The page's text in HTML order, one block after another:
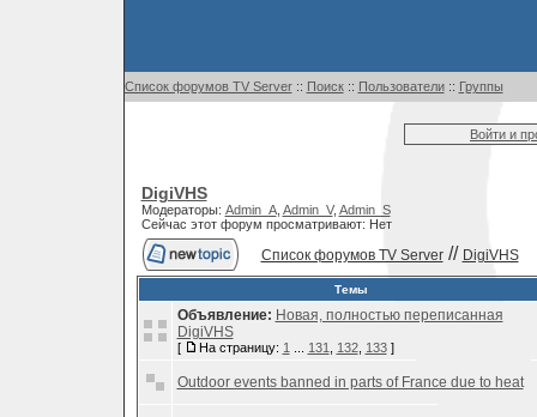
Список форумов TV Server:: Поиск:: Пользователи:: Группы
Войти и
DigiVHS
Модераторы: Admin_A, Admin_V, Admin_S
Сейчас этот форум просматривают: Нет
Список форумов TV Server// DigiVHS
Темы
Объявление: Новая, полностью переписанная
DigiVHS
[ На страницу: 1 131 132, 133]
Outdoor events banned in parts of France due to heat